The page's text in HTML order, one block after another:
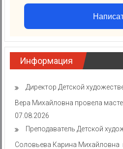
Информация
Директор Детской
Вера Михайловна провела
07.08.2026
Преподаватель Детской
Соловьева Карина Михайловна